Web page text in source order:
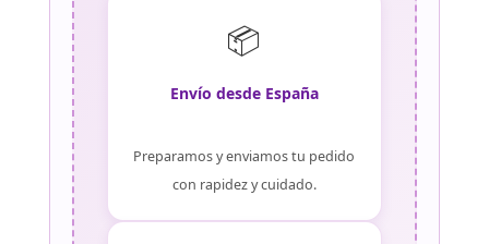
📦
Envío desde España
Preparamos y enviamos tu pedido
con rapidez y cuidado.